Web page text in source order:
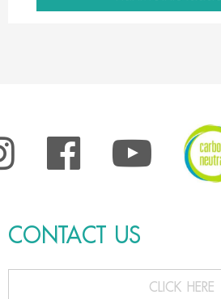
CONTACT US
CLICK HERE